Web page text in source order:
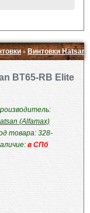
»Винтовки Hatsan
BT65-RB Elite
(Alfamax)
товара: 328-
в СПб